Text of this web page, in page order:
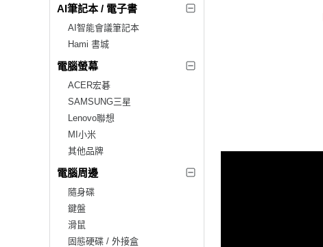
AI筆記本 / 電子書
AI智能會議筆記本
Hami 書城
電腦螢幕
ACER宏碁
SAMSUNG三星
Lenovo聯想
MI小米
其他品牌
電腦周邊
隨身碟
鍵盤
滑鼠
固態硬碟 / 外接盒